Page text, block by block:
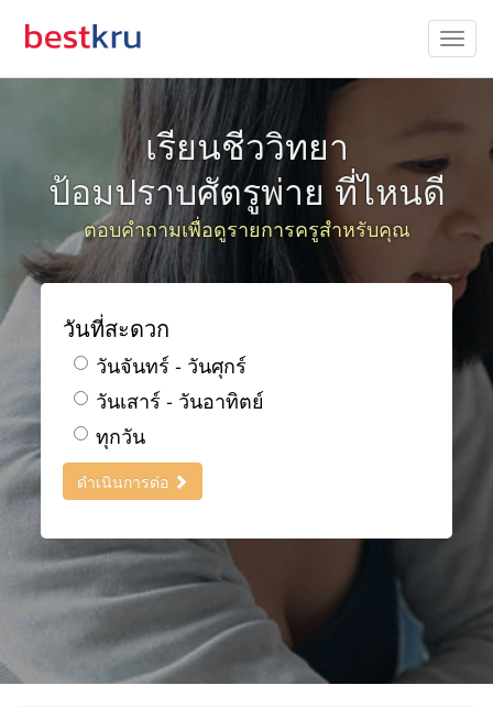
เรียนชีววิทยา
ป้อมปราบศัตรูพ่าย ที่ไหนดี
ตอบคำถามเพื่อดูรายการครูสำหรับคุณ
วันที่สะดวก
วันจันทร์ - วันศุกร์
วันเสาร์ - วันอาทิตย์
ทุกวัน
ดำเนินการต่อ